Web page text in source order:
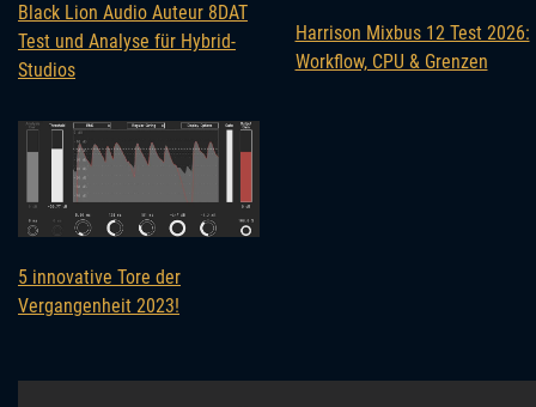
Black Lion Audio Auteur 8DAT
Test und Analyse für Hybrid-
Studios
Harrison Mixbus 12 Test 2026:
Workflow, CPU & Grenzen
5 innovative Tore der
Vergangenheit 2023!